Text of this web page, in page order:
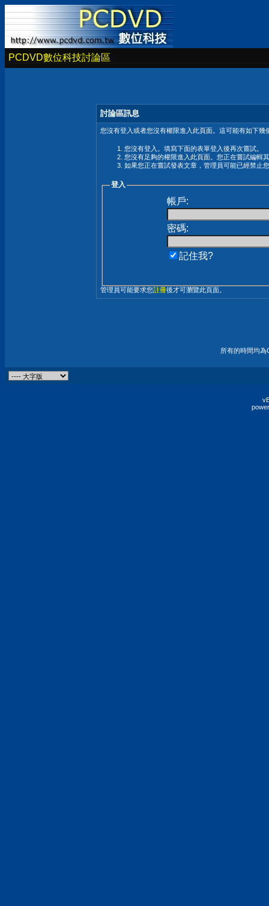
PCDVD數位科技討論區
討論區訊息
您沒有登入或者您沒有權限進入此頁面。這可能有如下幾
您沒有登入。填寫下面的表單登入後再次嘗試。
您沒有足夠的權限進入此頁面。您正在嘗試編輯
如果您正在嘗試發表文章，管理員可能已經禁止
登入
帳戶:
密碼:
記住我?
管理員可能要求您註冊後才可瀏覽此頁面。
所有的時間均為